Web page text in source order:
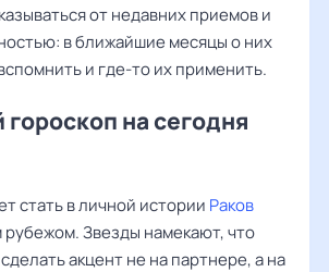
от недавних приемов и
в ближайшие месяцы о них
и где-то их применить.
на сегодня
стать в личной истории Раков
Звезды намекают, что
акцент не на партнере, а на